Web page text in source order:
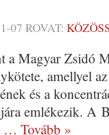
07 ROVAT:
a Magyar Zsidó
amellyel
és a
emlékezik. A
… Tovább »